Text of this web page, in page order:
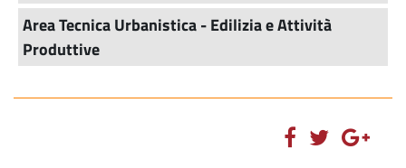
Area Tecnica Urbanistica - Edilizia e Attività
Produttive